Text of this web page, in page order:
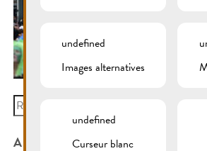
Search
for:
ARCHIVES
undefined
Images alternatives
undefined
Curseur blanc